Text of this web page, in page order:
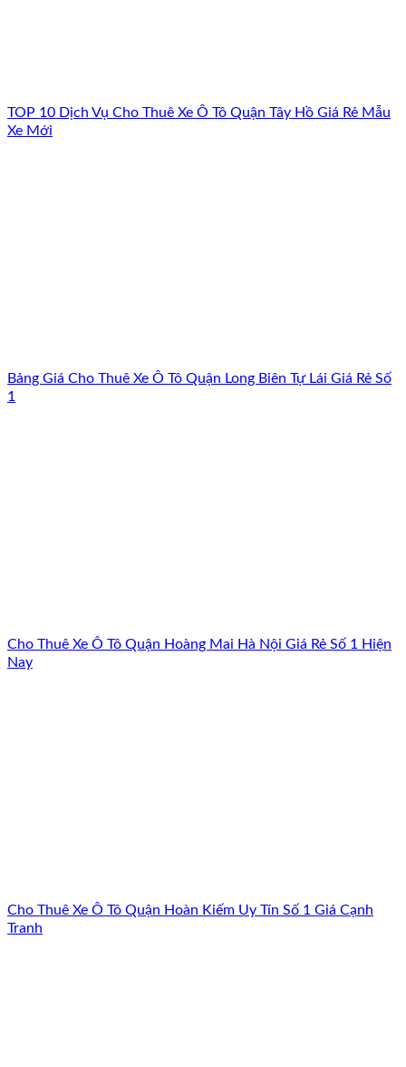
TOP 10 Dịch Vụ Cho Thuê Xe Ô Tô Quận Tây Hồ Giá Rẻ Mẫu
Xe Mới
Bảng Giá Cho Thuê Xe Ô Tô Quận Long Biên Tự Lái Giá Rẻ Số
1
Cho Thuê Xe Ô Tô Quận Hoàng Mai Hà Nội Giá Rẻ Số 1 Hiện
Nay
Cho Thuê Xe Ô Tô Quận Hoàn Kiếm Uy Tín Số 1 Giá Cạnh
Tranh